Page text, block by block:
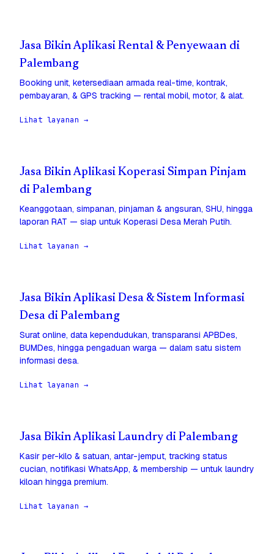
Jasa Bikin Aplikasi Rental & Penyewaan di
Palembang
Booking unit, ketersediaan armada real-time, kontrak,
pembayaran, & GPS tracking — rental mobil, motor, & alat.
Lihat layanan →
Jasa Bikin Aplikasi Koperasi Simpan Pinjam
di Palembang
Keanggotaan, simpanan, pinjaman & angsuran, SHU, hingga
laporan RAT — siap untuk Koperasi Desa Merah Putih.
Lihat layanan →
Jasa Bikin Aplikasi Desa & Sistem Informasi
Desa di Palembang
Surat online, data kependudukan, transparansi APBDes,
BUMDes, hingga pengaduan warga — dalam satu sistem
informasi desa.
Lihat layanan →
Jasa Bikin Aplikasi Laundry di Palembang
Kasir per-kilo & satuan, antar-jemput, tracking status
cucian, notifikasi WhatsApp, & membership — untuk laundry
kiloan hingga premium.
Lihat layanan →